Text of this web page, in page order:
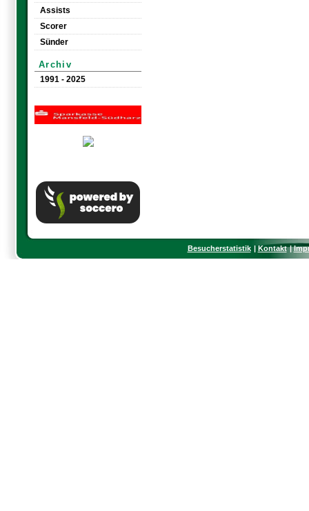
Assists
Scorer
Sünder
Archiv
1991 - 2025
Besucherstatistik Kontakt